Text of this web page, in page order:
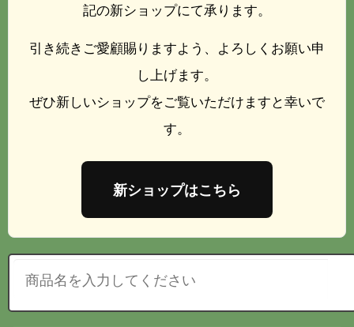
記の新ショップにて承ります。
引き続きご愛顧賜りますよう、よろしくお願い申
し上げます。
ぜひ新しいショップをご覧いただけますと幸いで
す。
新ショップはこちら